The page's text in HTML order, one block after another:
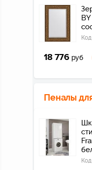
18 776 руб
Пеналы